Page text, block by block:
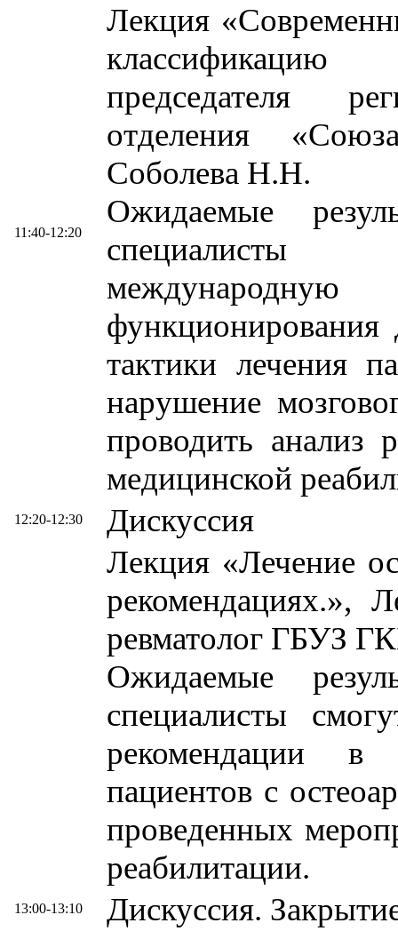
11:40-12:20
Лекция
председателя
отделения
Соболева Н.Н.
Ожидаемые
специалисты
тактики лечения
нарушение
проводить анализ
медицинской
12:20-12:30
Дискуссия
Лекция «Лечение
рекомендациях.»,
ревматолог ГБУЗ
Ожидаемые
специалисты
рекомендации в
пациентов с
проведенных
реабилитации.
13:00-13:10 Дискуссия.